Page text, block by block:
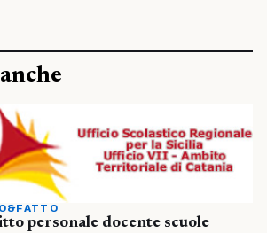
personale docente scuole